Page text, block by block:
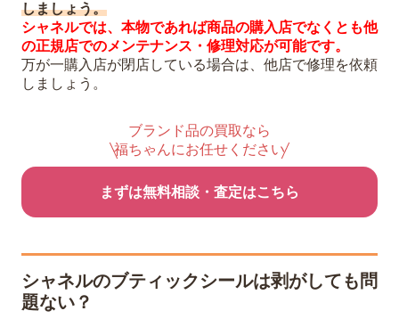
しましょう。
シャネルでは、本物であれば商品の購入店でなくとも他
の正規店でのメンテナンス・修理対応が可能です。
万が一購入店が閉店している場合は、他店で修理を依頼
しましょう。
ブランド品の買取なら
福ちゃんにお任せください
まずは無料相談・査定はこちら
シャネルのブティックシールは剥がしても問
題ない？